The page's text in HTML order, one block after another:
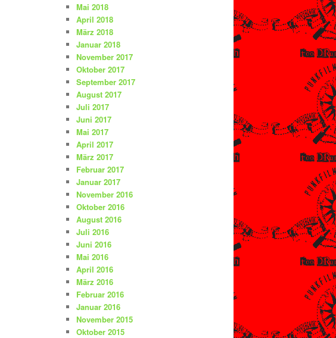
Mai 2018
April 2018
März 2018
Januar 2018
November 2017
Oktober 2017
September 2017
August 2017
Juli 2017
Juni 2017
Mai 2017
April 2017
März 2017
Februar 2017
Januar 2017
November 2016
Oktober 2016
August 2016
Juli 2016
Juni 2016
Mai 2016
April 2016
März 2016
Februar 2016
Januar 2016
November 2015
Oktober 2015